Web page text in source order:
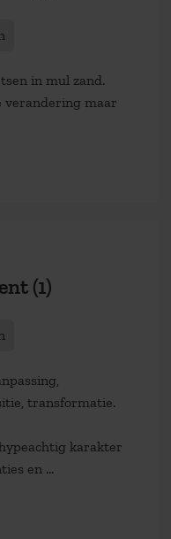
in mul zand.
verandering maar
(1)
transformatie.
karakter
en …